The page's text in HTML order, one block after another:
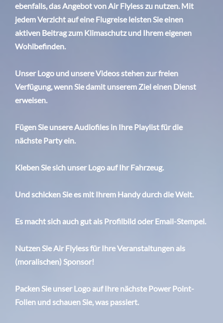
ebenfalls, das Angebot von Air Flyless zu nutzen. Mit
jedem Verzicht auf eine Flugreise leisten Sie einen
aktiven Beitrag zum Klimaschutz und Ihrem eigenen
Wohlbefinden.
Unser Logo und unsere Videos stehen zur freien
Verfügung, wenn Sie damit unserem Ziel einen Dienst
erweisen.
Fügen Sie unsere Audiofiles in Ihre Playlist für die
nächste Party ein.
Kleben Sie sich unser Logo auf Ihr Fahrzeug.
Und schicken Sie es mit Ihrem Handy durch die Welt.
Es macht sich auch gut als Profilbild oder Email-Stempel.
Nutzen Sie Air Flyless für Ihre Veranstaltungen als
(moralischen) Sponsor!
Packen Sie unser Logo auf Ihre nächste Power Point-
Folien und schauen Sie, was passiert.